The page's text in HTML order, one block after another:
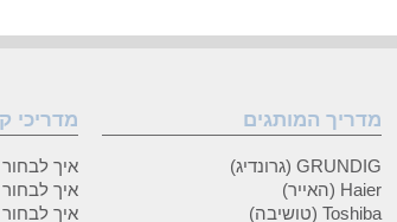
מדריך המותגים
GRUNDIG (גרונדיג)
Haier (האייר)
Toshiba (טושיבה)
מדריכי
איך
איך
איך